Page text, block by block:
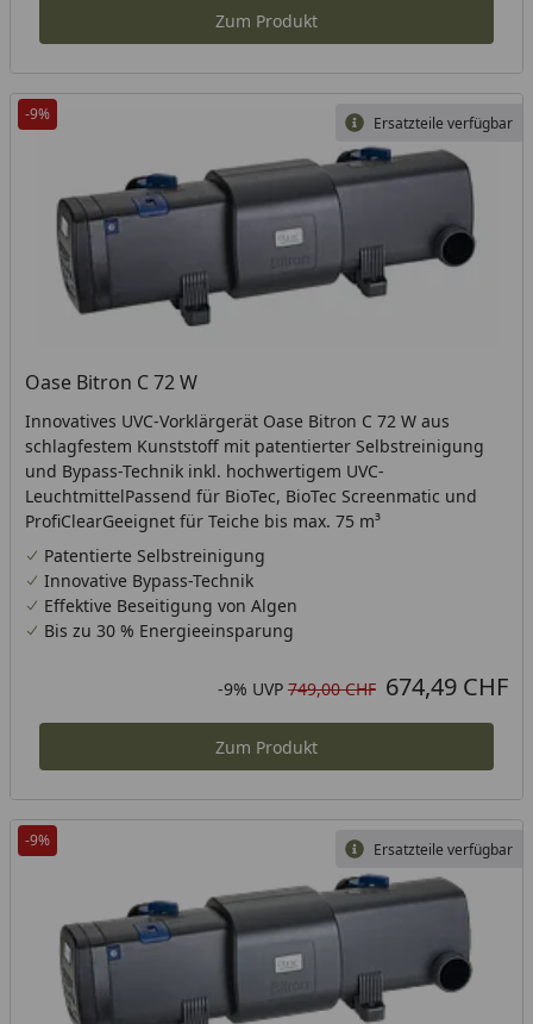
Zum Produkt
-9% Ersatzteile verfügbar
Oase Bitron C 72 W
Innovatives UVC-Vorklärgerät Oase Bitron C 72 W aus
schlagfestem Kunststoff mit patentierter Selbstreinigung
und Bypass-Technik inkl. hochwertigem UVC-
LeuchtmittelPassend für BioTec, BioTec Screenmatic und
ProfiClearGeeignet für Teiche bis max. 75 m³
Patentierte Selbstreinigung
Innovative Bypass-Technik
Effektive Beseitigung von Algen
Bis zu 30 % Energieeinsparung
Rabatt in Prozent
-9%
Ursprünglicher Preis
UVP 749,00 CHF
Aktueller Preis 674,49 CHF
Zum Produkt
-9% Ersatzteile verfügbar